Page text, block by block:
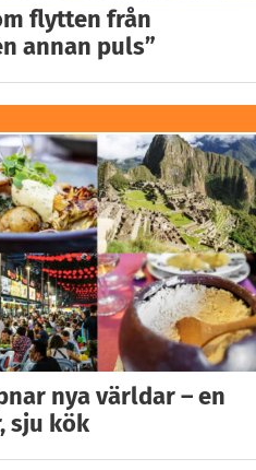
flytten från
annan puls”
nya världar – en
sju kök